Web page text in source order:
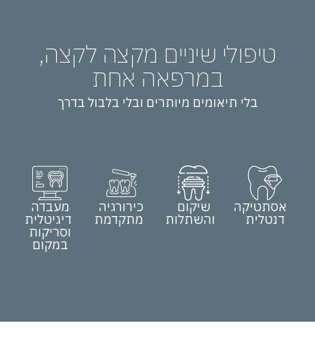
טיפולי שיניים מקצה לקצה,
במרפאה אחת
בלי תיאומים מיותרים ובלי בלבול בדרך
אסתטיקה
דנטלית
שיקום
והשתלות
כירורגיה
מתקדמת
מעבדה
דיגיטלית
וסריקות
במקום